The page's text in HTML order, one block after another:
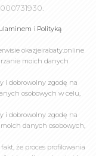
i Polityką
okazjeirabaty.online
moich danych
i dobrowolny zgodę na
osobowych w celu,
i dobrowolny zgodę na
danych osobowych,
że proces profilowania